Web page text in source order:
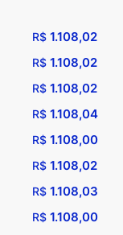
R$ 1.108,02
R$ 1.108,02
R$ 1.108,02
R$ 1.108,04
R$ 1.108,00
R$ 1.108,02
R$ 1.108,03
R$ 1.108,00